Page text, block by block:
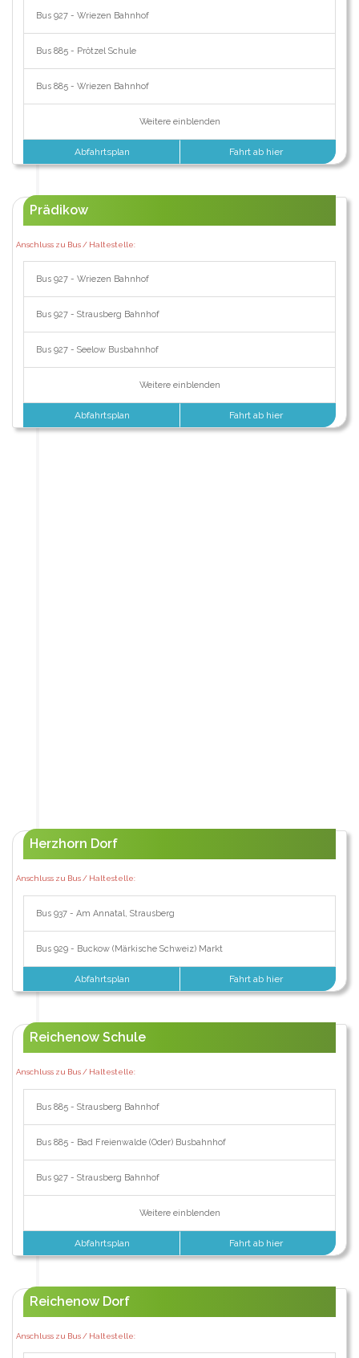
Bus 927 - Wriezen Bahnhof
Bus 885 - Prötzel Schule
Bus 885 - Wriezen Bahnhof
Weitere einblenden
Abfahrtsplan Fahrt ab hier
Prädikow
Anschluss zu Bus / Haltestelle:
Bus 927 - Wriezen Bahnhof
Bus 927 - Strausberg Bahnhof
Bus 927 - Seelow Busbahnhof
Weitere einblenden
Abfahrtsplan Fahrt ab hier
Herzhorn Dorf
Anschluss zu Bus / Haltestelle:
Bus 937 - Am Annatal, Strausberg
Bus 929 - Buckow (Märkische Schweiz) Markt
Abfahrtsplan Fahrt ab hier
Reichenow Schule
Anschluss zu Bus / Haltestelle:
Bus 885 - Strausberg Bahnhof
Bus 885 - Bad Freienwalde (Oder) Busbahnhof
Bus 927 - Strausberg Bahnhof
Weitere einblenden
Abfahrtsplan Fahrt ab hier
Reichenow Dorf
Anschluss zu Bus / Haltestelle: